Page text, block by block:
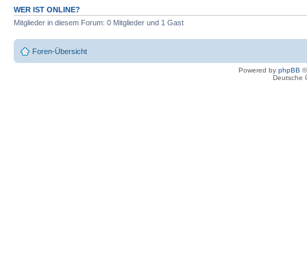
WER IST ONLINE?
Mitglieder in diesem Forum: 0 Mitglieder und 1 Gast
Foren-Übersicht
Powered by phpBB
Deutsche